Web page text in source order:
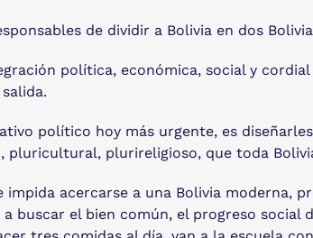
de dividir a Bolivia en dos
política, económica, social y
político hoy más urgente, es
plurireligioso, que toda
acercarse a una Bolivia moderna,
buscar el bien común, el progreso